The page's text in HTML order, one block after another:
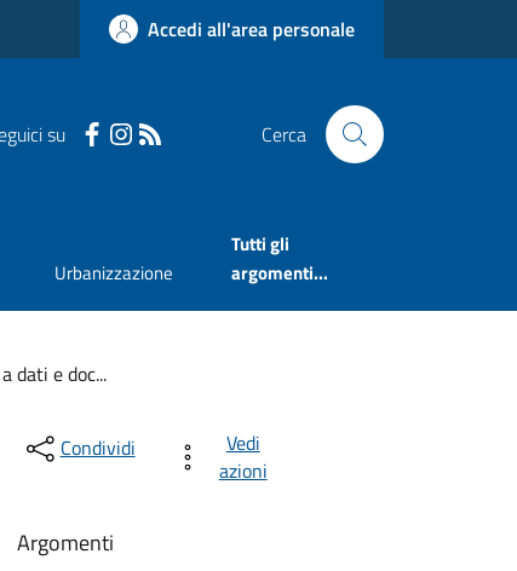
Accedi all'area personale
su Cerca
Urbanizzazione
Tutti gli
argomenti...
dati e doc...
Condividi
Vedi
azioni
Argomenti